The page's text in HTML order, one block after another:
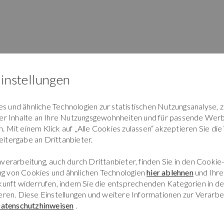
in Deutschland -
und ähnliche Technologien zur statistischen Nutzungsanalyse,
Inhalte an Ihre Nutzungsgewohnheiten und für passende
einem Klick auf „Alle Cookies zulassen“ akzeptieren Sie
an Drittanbieter.
auch durch Drittanbieter, finden Sie in den
von Cookies und ähnlichen Technologienhier ablehnenund
widerrufen, indem Sie die entsprechenden Kategorien in
Diese Einstellungen und weitere Informationen zur
.